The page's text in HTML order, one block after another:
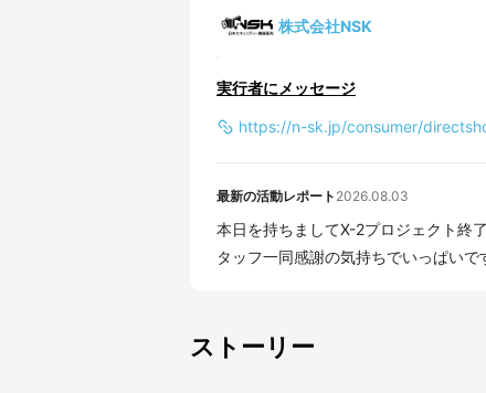
株式会社NSK
実行者にメッセージ
https://n-sk.jp/consumer/
最新の活動レポート 2026.08.03
本日を持ちましてX-2プロジェクト終
タッフ一同感謝の気持ちでいっぱい
ストーリー